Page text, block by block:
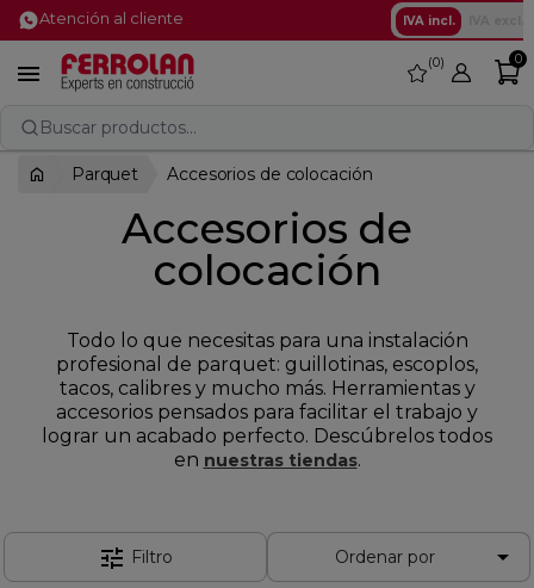
Atención al cliente IVA incl.
 favorite
0 0
Buscar productos...
Parquet Accesorios de colocación
Accesorios de
colocación
Todo lo que necesitas para una instalación
profesional de parquet: guillotinas, escoplos,
tacos, calibres y mucho más. Herramientas y
accesorios pensados para facilitar el trabajo y
lograr un acabado perfecto. Descúbrelos todos
en nuestras tiendas.
tune Filtro Ordenar por 